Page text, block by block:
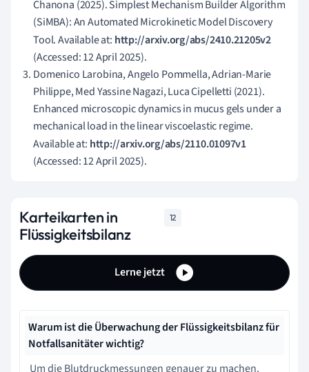
Chanona (2025). Simplest Mechanism Builder Algorithm
(SiMBA): An Automated Microkinetic Model Discovery
Tool. Available at: http://arxiv.org/abs/2410.21205v2
(Accessed: 12 April 2025).
Domenico Larobina, Angelo Pommella, Adrian-Marie
Philippe, Med Yassine Nagazi, Luca Cipelletti (2021).
Enhanced microscopic dynamics in mucus gels under a
mechanical load in the linear viscoelastic regime.
Available at: http://arxiv.org/abs/2110.01097v1
(Accessed: 12 April 2025).
Karteikarten in
Flüssigkeitsbilanz
12
Lerne jetzt
Warum ist die Überwachung der Flüssigkeitsbilanz für
Notfallsanitäter wichtig?
Um die Blutdruckmessungen genauer zu machen.